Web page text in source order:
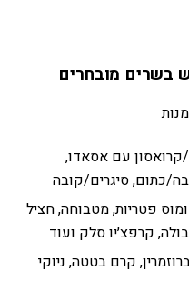
באן/קרואסון עם אסאדו,
כתום, סיגרים/קובה
סוגים): חומוס פטריות, מטבוחה, חציל
קרפצ׳יו סלק ועוד
קרם בטטה, ניוקי